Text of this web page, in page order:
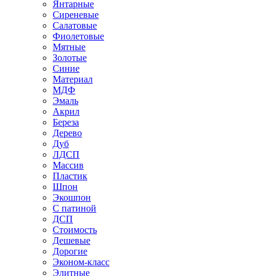
Янтарные
Сиреневые
Салатовые
Фиолетовые
Мятные
Золотые
Синие
Материал
МДФ
Эмаль
Акрил
Береза
Дерево
Дуб
ЛДСП
Массив
Пластик
Шпон
Экошпон
С патиной
ДСП
Стоимость
Дешевые
Дорогие
Эконом-класс
Элитные